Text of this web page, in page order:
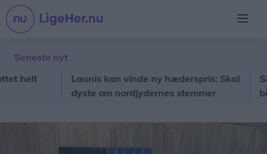
Seneste nyt
Launis kan vinde ny hæderspris: Skal
dyste om nordjydernes stemmer
Sæby